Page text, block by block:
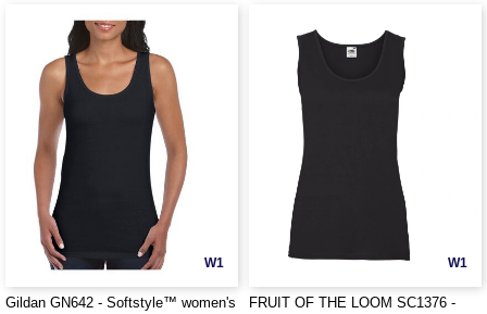
W1
Gildan GN642 - Softstyle™ women's
W1
FRUIT OF THE LOOM SC1376 -